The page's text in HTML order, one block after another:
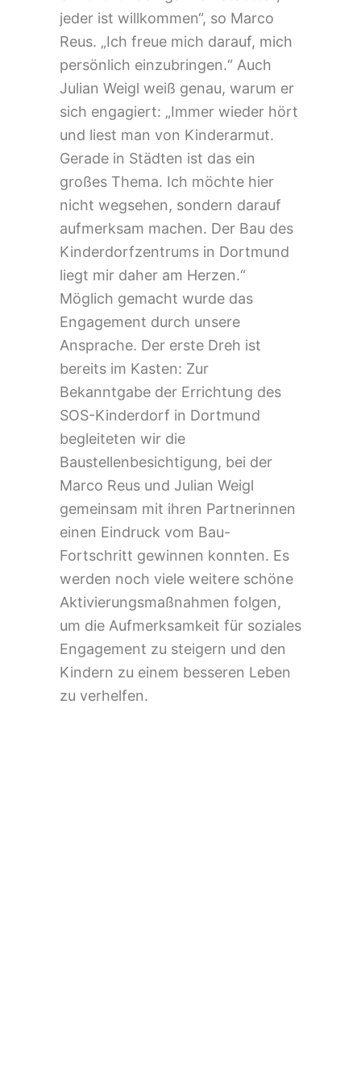
jeder ist willkommen“, so Marco
Reus. „Ich freue mich darauf, mich
persönlich einzubringen.“ Auch
Julian Weigl weiß genau, warum er
sich engagiert: „Immer wieder hört
und liest man von Kinderarmut.
Gerade in Städten ist das ein
großes Thema. Ich möchte hier
nicht wegsehen, sondern darauf
aufmerksam machen. Der Bau des
Kinderdorfzentrums in Dortmund
liegt mir daher am Herzen.“
Möglich gemacht wurde das
Engagement durch unsere
Ansprache. Der erste Dreh ist
bereits im Kasten: Zur
Bekanntgabe der Errichtung des
SOS-Kinderdorf in Dortmund
begleiteten wir die
Baustellenbesichtigung, bei der
Marco Reus und Julian Weigl
gemeinsam mit ihren Partnerinnen
einen Eindruck vom Bau-
Fortschritt gewinnen konnten. Es
werden noch viele weitere schöne
Aktivierungsmaßnahmen folgen,
um die Aufmerksamkeit für soziales
Engagement zu steigern und den
Kindern zu einem besseren Leben
zu verhelfen.